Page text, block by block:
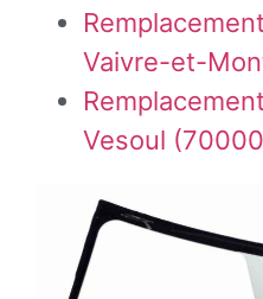
Vaivre-et-
Vesoul